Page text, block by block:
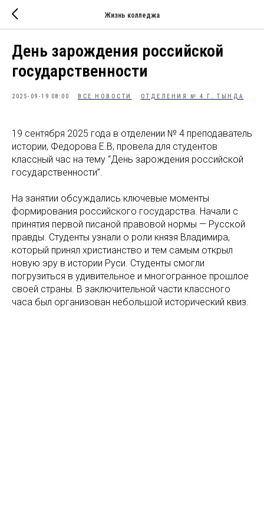
Жизнь колледжа
День зарождения российской
государственности
2025-09-19 08:00 ВСЕ НОВОСТИ ОТДЕЛЕНИЯ № 4 Г. ТЫНДА
19 сентября 2025 года в отделении № 4 преподаватель
истории, Федорова Е.В, провела для студентов
классный час на тему “День зарождения российской
государственности”.
На занятии обсуждались ключевые моменты
формирования российского государства. Начали с
принятия первой писаной правовой нормы — Русской
правды. Студенты узнали о роли князя Владимира,
который принял христианство и тем самым открыл
новую эру в истории Руси. Студенты смогли
погрузиться в удивительное и многогранное прошлое
своей страны. В заключительной части классного
часа был организован небольшой исторический квиз.